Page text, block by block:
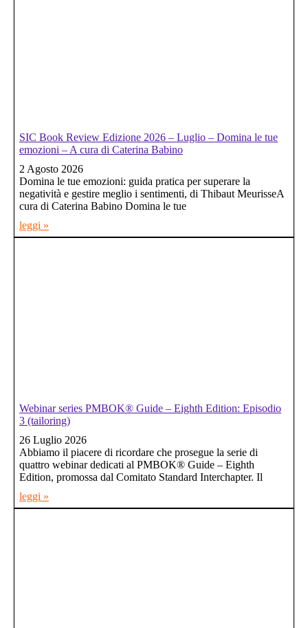
SIC Book Review Edizione 2026 – Luglio – Domina le tue
emozioni – A cura di Caterina Babino
2 Agosto 2026
Domina le tue emozioni: guida pratica per superare la
negatività e gestire meglio i sentimenti, di Thibaut MeurisseA
cura di Caterina Babino Domina le tue
leggi »
Webinar series PMBOK® Guide – Eighth Edition: Episodio
3 (tailoring)
26 Luglio 2026
Abbiamo il piacere di ricordare che prosegue la serie di
quattro webinar dedicati al PMBOK® Guide – Eighth
Edition, promossa dal Comitato Standard Interchapter. Il
leggi »